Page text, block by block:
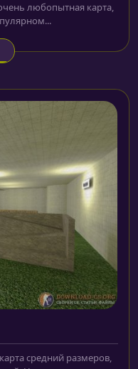
любопытная карта,
средний размеров,